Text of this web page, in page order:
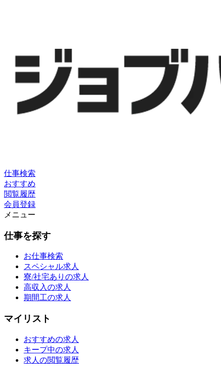
仕事検索
おすすめ
閲覧履歴
会員登録
メニュー
仕事を探す
お仕事検索
スペシャル求人
寮/社宅ありの求人
高収入の求人
期間工の求人
マイリスト
おすすめの求人
キープ中の求人
求人の閲覧履歴